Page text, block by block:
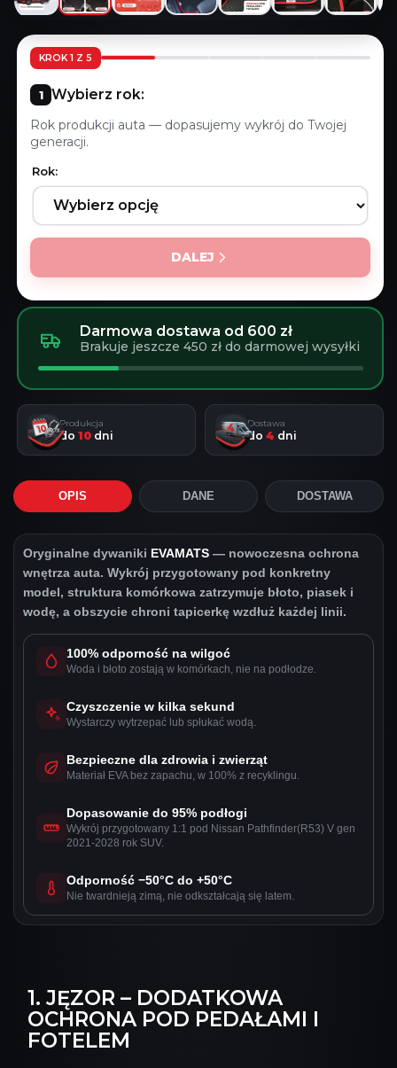
KROK 1 Z 5
Wybierz rok:
Rok produkcji auta — dopasujemy wykrój do Twojej
generacji.
Rok:
DALEJ
Darmowa dostawa od 600 zł
Brakuje jeszcze 450 zł do darmowej wysyłki
Produkcja
do 10 dni
Dostawa
do 4 dni
OPIS DANE DOSTAWA
Oryginalne dywaniki EVAMATS — nowoczesna ochrona
wnętrza auta. Wykrój przygotowany pod konkretny
model, struktura komórkowa zatrzymuje błoto, piasek i
wodę, a obszycie chroni tapicerkę wzdłuż każdej linii.
100% odporność na wilgoć
Woda i błoto zostają w komórkach, nie na podłodze.
Czyszczenie w kilka sekund
Wystarczy wytrzepać lub spłukać wodą.
Bezpieczne dla zdrowia i zwierząt
Materiał EVA bez zapachu, w 100% z recyklingu.
Dopasowanie do 95% podłogi
Wykrój przygotowany 1:1 pod Nissan Pathfinder(R53) V gen
2021-2028 rok SUV.
Odporność −50°C do +50°C
Nie twardnieją zimą, nie odkształcają się latem.
1. JĘZOR – DODATKOWA
OCHRONA POD PEDAŁAMI I
FOTELEM